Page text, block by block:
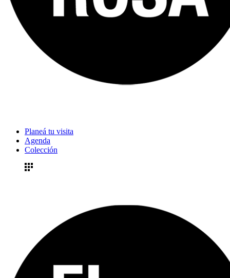
Planeá tu visita
Agenda
Colección